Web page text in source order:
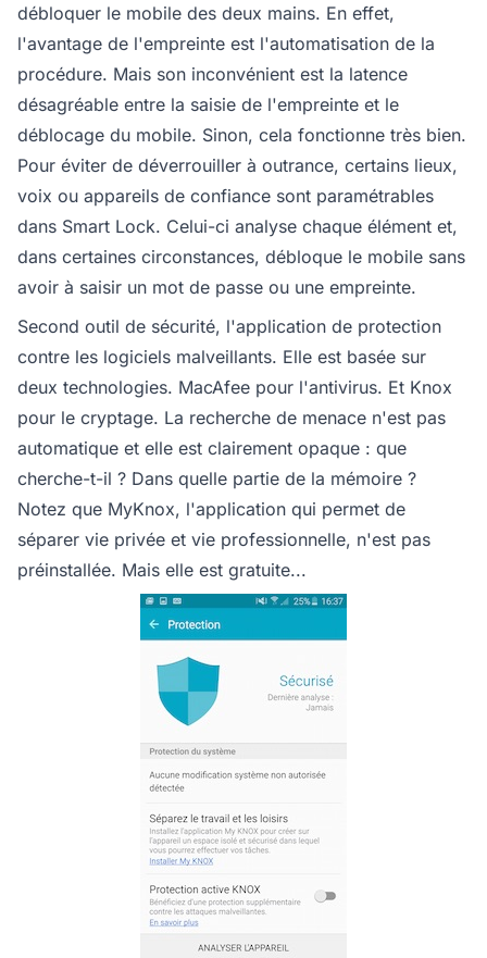
débloquer le mobile des deux mains. En effet,
l'avantage de l'empreinte est l'automatisation de la
procédure. Mais son inconvénient est la latence
désagréable entre la saisie de l'empreinte et le
déblocage du mobile. Sinon, cela fonctionne très bien.
Pour éviter de déverrouiller à outrance, certains lieux,
voix ou appareils de confiance sont paramétrables
dans Smart Lock. Celui-ci analyse chaque élément et,
dans certaines circonstances, débloque le mobile sans
avoir à saisir un mot de passe ou une empreinte.
Second outil de sécurité, l'application de protection
contre les logiciels malveillants. Elle est basée sur
deux technologies. MacAfee pour l'antivirus. Et Knox
pour le cryptage. La recherche de menace n'est pas
automatique et elle est clairement opaque : que
cherche-t-il ? Dans quelle partie de la mémoire ?
Notez que MyKnox, l'application qui permet de
séparer vie privée et vie professionnelle, n'est pas
préinstallée. Mais elle est gratuite...